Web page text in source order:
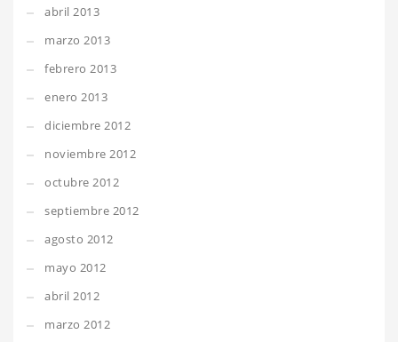
abril 2013
marzo 2013
febrero 2013
enero 2013
diciembre 2012
noviembre 2012
octubre 2012
septiembre 2012
agosto 2012
mayo 2012
abril 2012
marzo 2012